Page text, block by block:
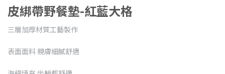
皮綁帶野餐墊-紅藍大格
三層加厚材質工藝製作
表面面料 親膚細膩舒適